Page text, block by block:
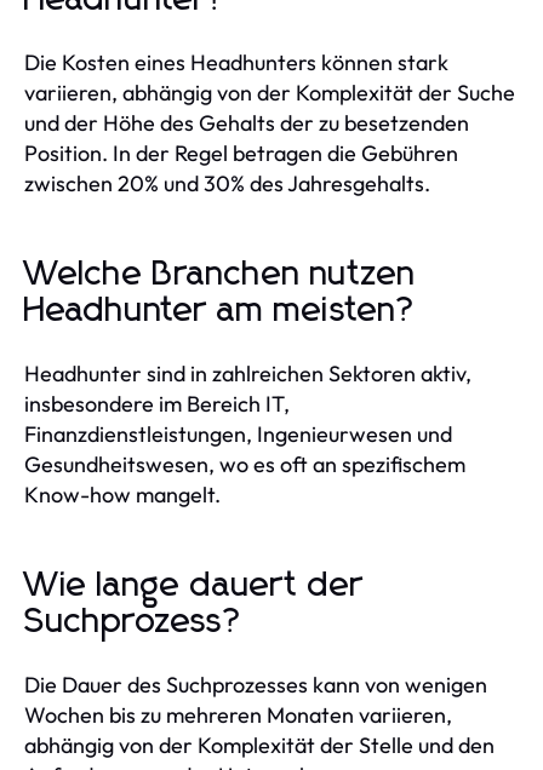
Die Kosten eines Headhunters können stark
variieren, abhängig von der Komplexität der Suche
und der Höhe des Gehalts der zu besetzenden
Position. In der Regel betragen die Gebühren
zwischen 20% und 30% des Jahresgehalts.
Welche Branchen nutzen
Headhunter am meisten?
Headhunter sind in zahlreichen Sektoren aktiv,
insbesondere im Bereich IT,
Finanzdienstleistungen, Ingenieurwesen und
Gesundheitswesen, wo es oft an spezifischem
Know-how mangelt.
Wie lange dauert der
Suchprozess?
Die Dauer des Suchprozesses kann von wenigen
Wochen bis zu mehreren Monaten variieren,
abhängig von der Komplexität der Stelle und den